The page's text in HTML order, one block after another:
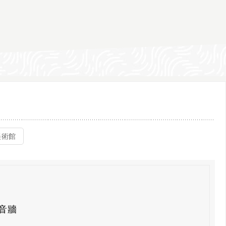
館
牆